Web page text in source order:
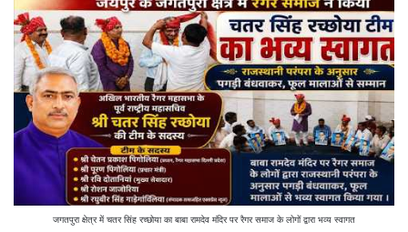
जगतपुरा क्षेत्र में चतर सिंह रच्छोया का बाबा रामदेव मंदिर पर रैगर समाज के लोगों द्वारा भव्य स्वागत